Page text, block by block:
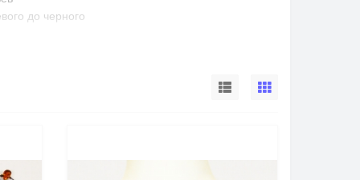
до черного
заболеваниях
Авиценны, янтарь останавливает любое